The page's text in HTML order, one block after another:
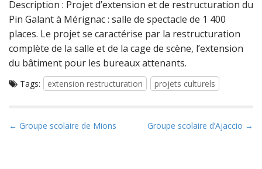
Description : Projet d’extension et de restructuration du
Pin Galant à Mérignac : salle de spectacle de 1 400
places. Le projet se caractérise par la restructuration
complète de la salle et de la cage de scène, l’extension
du bâtiment pour les bureaux attenants.
Tags: extension restructuration projets culturels
P
← Groupe scolaire de Mions Groupe scolaire d’Ajaccio →